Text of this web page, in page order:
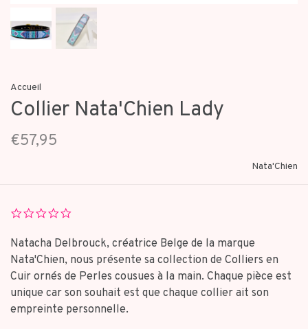
Accueil
Collier Nata'Chien Lady
€57,95
Nata'Chien
rating
Natacha Delbrouck, créatrice Belge de la marque
Nata'Chien, nous présente sa collection de Colliers en
Cuir ornés de Perles cousues à la main. Chaque pièce est
unique car son souhait est que chaque collier ait son
empreinte personnelle.